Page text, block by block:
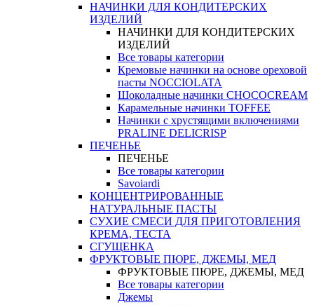
НАЧИНКИ ДЛЯ КОНДИТЕРСКИХ
ИЗДЕЛИЙ
НАЧИНКИ ДЛЯ КОНДИТЕРСКИХ
ИЗДЕЛИЙ
Все товары категории
Кремовые начинки на основе ореховой
пасты NOCCIOLATA
Шоколадные начинки CHOCOCREAM
Карамельные начинки TOFFEE
Начинки с хрустящими включениями
PRALINE DELICRISP
ПЕЧЕНЬЕ
ПЕЧЕНЬЕ
Все товары категории
Savoiardi
КОНЦЕНТРИРОВАННЫЕ
НАТУРАЛЬНЫЕ ПАСТЫ
СУХИЕ СМЕСИ ДЛЯ ПРИГОТОВЛЕНИЯ
КРЕМА, ТЕСТА
СГУЩЕНКА
ФРУКТОВЫЕ ПЮРЕ, ДЖЕМЫ, МЕД
ФРУКТОВЫЕ ПЮРЕ, ДЖЕМЫ, МЕД
Все товары категории
Джемы